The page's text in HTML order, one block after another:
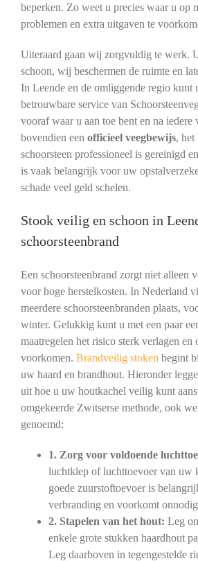
beperken. Zo weet u precies waar u op
problemen en extra uitgaven te
Uiteraard gaan wij zorgvuldig te werk.
schoon, wij beschermen de ruimte en
In Leende en de omliggende regio kunt
betrouwbare service van
vooraf waar u aan toe bent en na iedere
bovendien een officieel veegbewijs, het
schoorsteen professioneel is gereinigd
is vaak belangrijk voor uw
schade veel geld schelen.
Stook veilig en schoon in
schoorsteenbrand
Een schoorsteenbrand zorgt niet alleen
voor hoge herstelkosten. In Nederland
meerdere schoorsteenbranden plaats,
winter. Gelukkig kunt u met een paar
maatregelen het risico sterk verlagen en
voorkomen. Brandveilig stoken begint
uw haard en brandhout. Hieronder
uit hoe u uw houtkachel veilig kunt
omgekeerde Zwitserse methode, ook
genoemd:
1. Zorg voor voldoende
luchtklep of luchttoevoer van uw
goede zuurstoftoevoer is
verbranding en voorkomt
2. Stapelen van het hout: Leg
enkele grote stukken haardhout
Leg daarboven in tegengestelde